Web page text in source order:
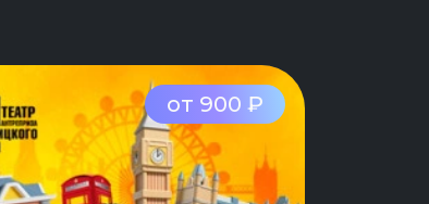
от 900 ₽